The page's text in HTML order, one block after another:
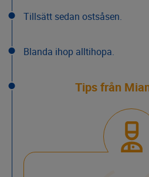
Tillsätt sedan ostsåsen.
Blanda ihop alltihopa.
Tips från